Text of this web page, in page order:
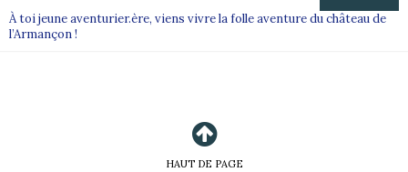
À toi jeune aventurier.ère, viens vivre la folle aventure du château de
l’Armançon !
HAUT DE PAGE